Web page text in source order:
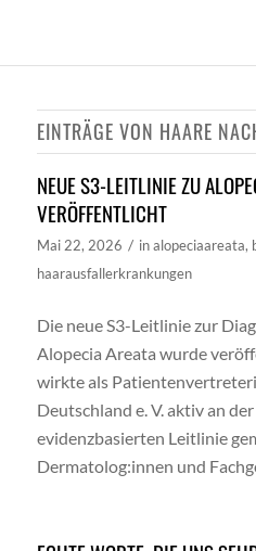
EINTRÄGE VON HAARE
NEUE S3-LEITLINIE ZU
VERÖFFENTLICHT
Mai 22, 2026 / inalopeciaareata,
haarausfallerkrankungen
Die neue S3-Leitlinie zur
Alopecia Areata wurde
wirkte als
Deutschland e. V. aktiv an
evidenzbasierten Leitlinie
Dermatolog:innen und